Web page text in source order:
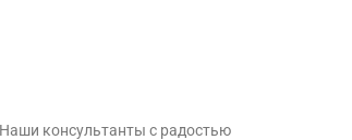
консультанты с радостью